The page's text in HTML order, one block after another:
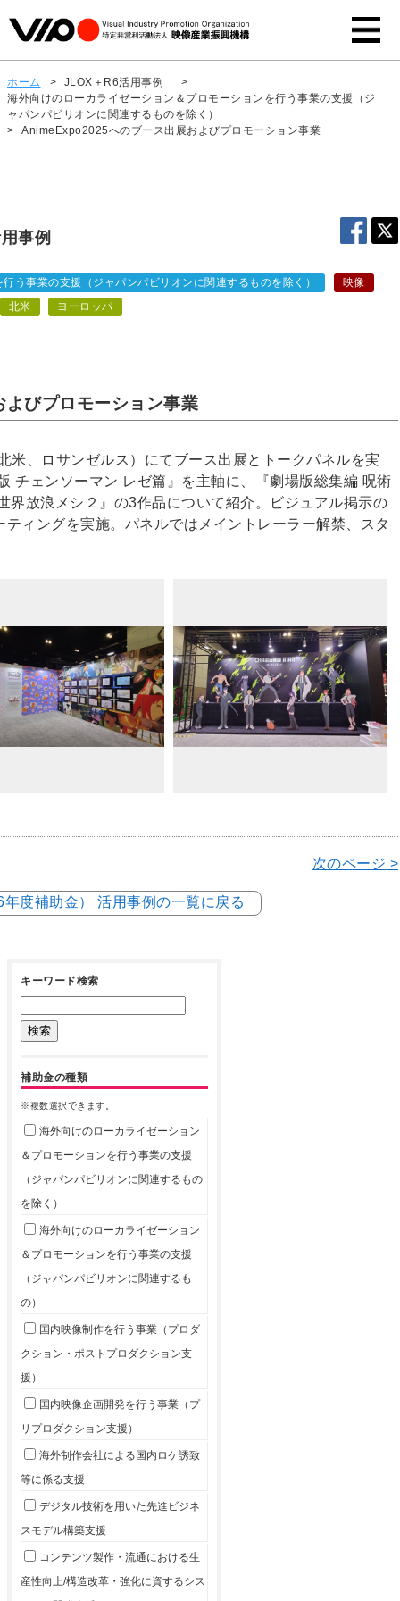
ホーム > JLOX＋R6活用事例
>
海外向けのローカライゼーション＆プロモーションを行う事業の支援（ジ
ャパンパビリオンに関連するものを除く）
>
AnimeExpo2025へのブース出展およびプロモーション事業
事例
う事業の支援（ジャパンパビリオンに関連するものを除く）
映像
北米
ヨーロッパ
びプロモーション事業
、ロサンゼルス）にてブース出展とトークパネルを実
チェンソーマン レゼ篇』を主軸に、『劇場版総集編 呪術
界放浪メシ２』の3作品について紹介。ビジュアル掲示の
ィングを実施。パネルではメイントレーラー解禁、スタ
次のページ >
度補助金） 活用事例の一覧に戻る
キーワード検索
補助金の種類
※複数選択できます。
海外向けのローカライゼーション
＆プロモーションを行う事業の支援
（ジャパンパビリオンに関連するもの
を除く）
海外向けのローカライゼーション
＆プロモーションを行う事業の支援
（ジャパンパビリオンに関連するも
の）
国内映像制作を行う事業（プロダ
クション・ポストプロダクション支
援）
国内映像企画開発を行う事業（プ
リプロダクション支援）
海外制作会社による国内ロケ誘致
等に係る支援
デジタル技術を用いた先進ビジネ
スモデル構築支援
コンテンツ製作・流通における生
産性向上/構造改革・強化に資するシス